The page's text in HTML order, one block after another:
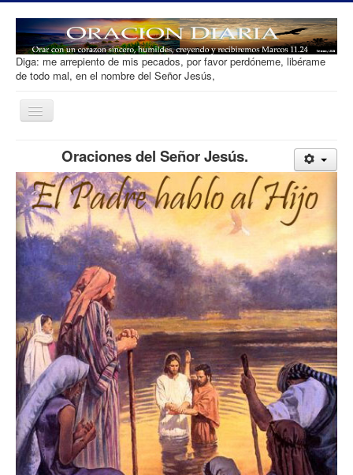
Diga: me arrepiento de mis pecados, por favor perdóneme, libérame
de todo mal, en el nombre del Señor Jesús,
Toggle
Oracion diaria
Salvacion
Que es Orar
Tipos de Oracion
Desarrollar Fe
Ofrenda
Contacto
Oraciones del Señor Jesús.